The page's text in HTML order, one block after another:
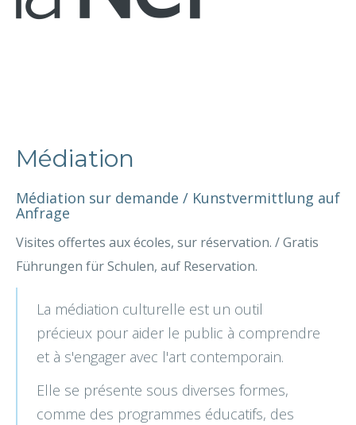
Médiation
Médiation sur demande / Kunstvermittlung auf
Anfrage
Visites offertes aux écoles, sur réservation. / Gratis
Führungen für Schulen, auf Reservation.
La médiation culturelle est un outil
précieux pour aider le public à comprendre
et à s'engager avec l'art contemporain.
Elle se présente sous diverses formes,
comme des programmes éducatifs, des